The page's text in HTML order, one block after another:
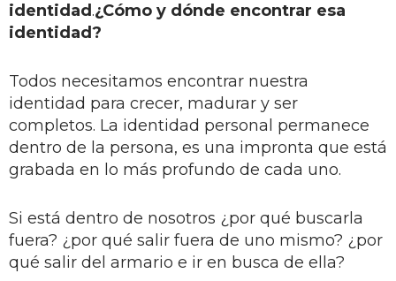
identidad.¿Cómo y dónde encontrar esa
identidad?
Todos necesitamos encontrar nuestra
identidad para crecer, madurar y ser
completos. La identidad personal permanece
dentro de la persona, es una impronta que está
grabada en lo más profundo de cada uno.
Si está dentro de nosotros ¿por qué buscarla
fuera? ¿por qué salir fuera de uno mismo? ¿por
qué salir del armario e ir en busca de ella?